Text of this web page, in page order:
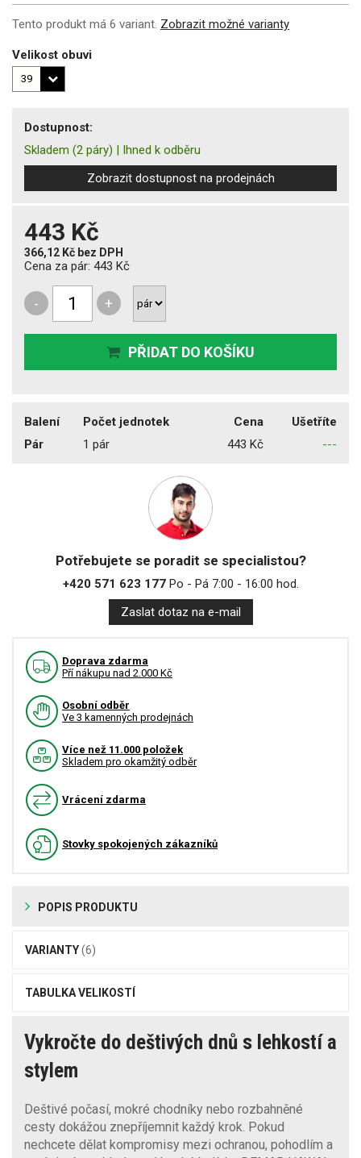
Tento produkt má 6 variant. Zobrazit možné varianty
Velikost obuvi
Dostupnost:
Skladem (2 páry) | Ihned k odběru
Zobrazit dostupnost na prodejnách
443 Kč
366,12 Kč bez DPH
Cena za pár: 443 Kč
- +
PŘIDAT DO KOŠÍKU
Balení Počet jednotek Cena
Ušetříte
Pár
1 pár 443 Kč ---
Potřebujete se poradit se specialistou?
+420 571 623 177Po - Pá 7:00 - 16:00 hod.
Zaslat dotaz na e-mail
Doprava zdarma
Pří nákupu nad 2.000 Kč
Osobní odběr
Ve 3 kamenných prodejnách
Více než 11.000 položek
Skladem pro okamžitý odběr
Vrácení zdarma
Stovky spokojených zákazníků
POPIS PRODUKTU
VARIANTY(6)
TABULKA VELIKOSTÍ
Vykročte do deštivých dnů s lehkostí a
stylem
Deštivé počasí, mokré chodníky nebo rozbahněné
cesty dokážou znepříjemnit každý krok. Pokud
nechcete dělat kompromisy mezi ochranou, pohodlím a